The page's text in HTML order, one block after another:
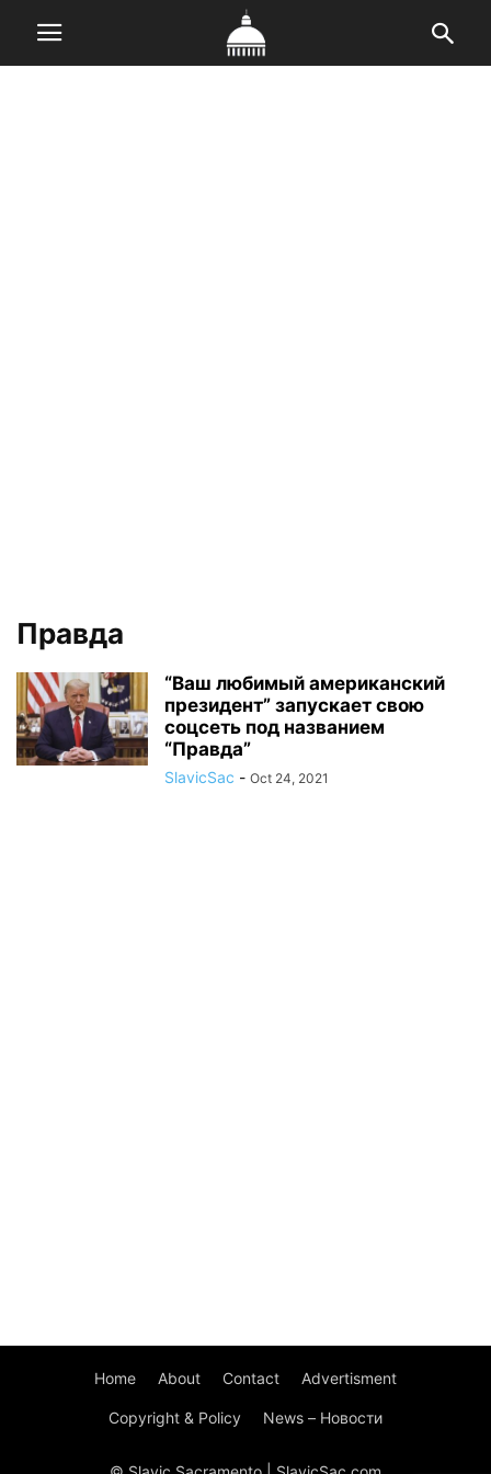
Правда
“Ваш любимый американский
президент” запускает свою
соцсеть под названием
“Правда”
SlavicSac - Oct 24, 2021
Home About Contact Advertisment
Copyright & Policy News – Новости